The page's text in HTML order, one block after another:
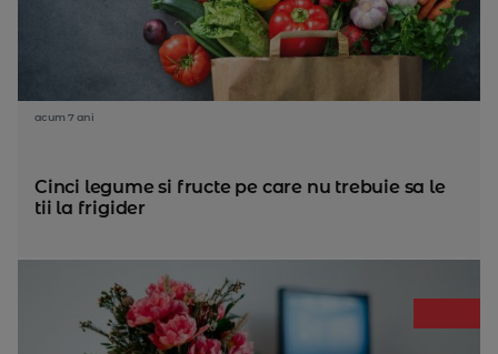
acum 7 ani
Cinci legume si fructe pe care nu trebuie sa le
tii la frigider